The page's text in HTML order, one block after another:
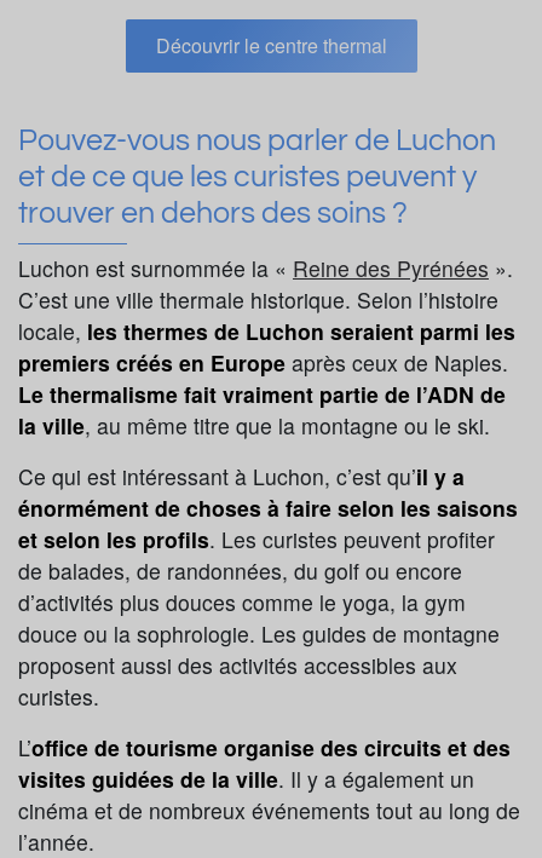
Découvrir le centre thermal
Pouvez-vous nous parler de Luchon
et de ce que les curistes peuvent y
trouver en dehors des soins ?
Luchon est surnommée la « Reine des Pyrénées ».
C’est une ville thermale historique. Selon l’histoire
locale, les thermes de Luchon seraient parmi les
premiers créés en Europe après ceux de Naples.
Le thermalisme fait vraiment partie de l’ADN de
la ville, au même titre que la montagne ou le ski.
Ce qui est intéressant à Luchon, c’est qu’il y a
énormément de choses à faire selon les saisons
et selon les profils. Les curistes peuvent profiter
de balades, de randonnées, du golf ou encore
d’activités plus douces comme le yoga, la gym
douce ou la sophrologie. Les guides de montagne
proposent aussi des activités accessibles aux
curistes.
L’office de tourisme organise des circuits et des
visites guidées de la ville. Il y a également un
cinéma et de nombreux événements tout au long de
l’année.